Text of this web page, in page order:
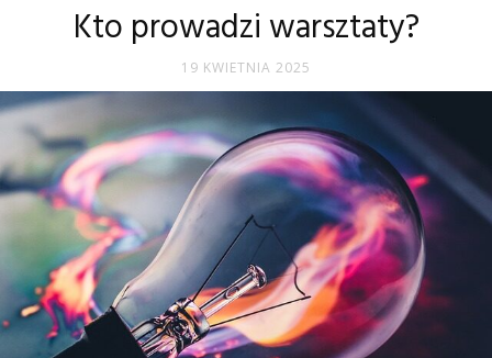
Kto prowadzi warsztaty?
19 KWIETNIA 2025